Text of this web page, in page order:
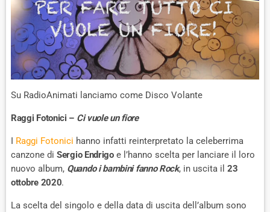
Su RadioAnimati lanciamo come Disco Volante
Raggi Fotonici – Ci vuole un fiore
I Raggi Fotonici hanno infatti reinterpretato la celeberrima
canzone di Sergio Endrigoe l’hanno scelta per lanciare il loro
nuovo album, Quando i bambini fanno Rock, in uscita il 23
ottobre 2020.
La scelta del singolo e della data di uscita dell’album sono